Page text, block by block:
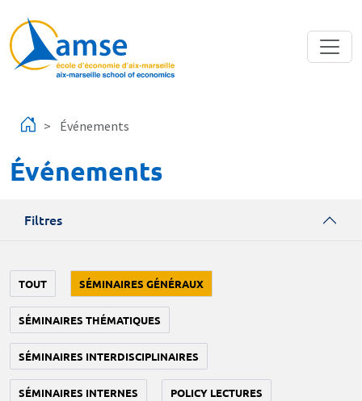
Événements
Événements
Filtres
TOUT SÉMINAIRES GÉNÉRAUX
SÉMINAIRES THÉMATIQUES
SÉMINAIRES INTERDISCIPLINAIRES
SÉMINAIRES INTERNES POLICY LECTURES